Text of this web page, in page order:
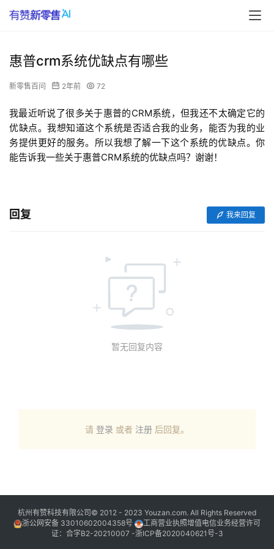
惠普crm系统优缺点有哪些
新零售百问 2年前 72
我最近听说了很多关于惠普的CRM系统，但我还不太确定它的
优缺点。我想知道这个系统是否适合我的业务，能否为我的业
务提供更好的服务。所以我想了解一下这个系统的优缺点。你
能告诉我一些关于惠普CRM系统的优缺点吗？谢谢！
回复 我来回复
暂无回复内容
请 登录 或者 注册 后回复。
杭州有赞科技有限公司© 2012 - 2023 Youzan.com. All Rights Reserved
浙公网安备 33010602004358号
工商营业执照增值电信业务经营许可
证：合字B2-20210007 -浙ICP备2020040621号-3